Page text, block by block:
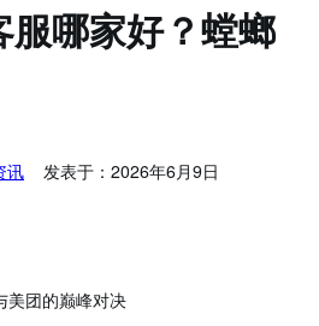
哪家好？螳螂
讯 发表于： 2026年6月9日
美团的巅峰对决